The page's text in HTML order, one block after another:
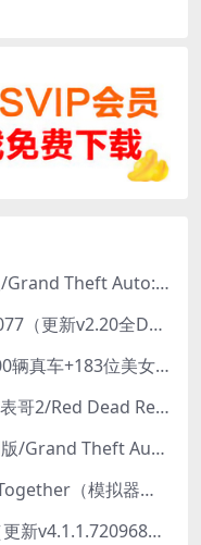
侠盗猎车手：罪恶都市重制版/Grand Theft Auto: Vice City – The Definitive Edition
赛博朋克2077/Cyberpunk 2077（更新v2.20全DLC）
GTA5中国风（1.41整合版1300辆真车+183位美女与英雄+200%存档）
荒野大镖客2：救赎终极版/大表哥2/Red Dead Redemption 2: Ultimate Edition（更新v1491.50终极版）
侠盗猎车手：圣安地列斯重制版/Grand Theft Auto: San Andreas – The Definitive Edition（更新v1.113.49697469）
女神驾到：夏日甜心/Happy Together（模拟器版-升级豪华终极珍藏版+全DLC）
博德之门3/Baldur’s Gate 3（更新v4.1.1.7209685）